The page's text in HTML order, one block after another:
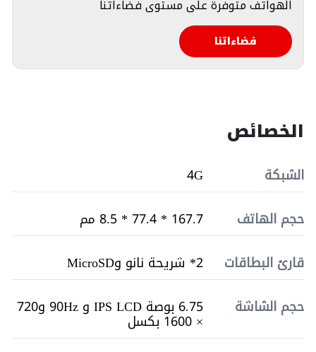
الهواتف متوفرة على مستوى فضاءاتنا
فضاءاتنا
الخصائص
الشبكة
4G
حجم الهاتف
167.7 * 77.4 * 8.5 مم
قارئ البطاقات
2* شريحة نانو وMicroSD
حجم الشاشة
6.75 بوصة IPS LCD و 90Hz و720
× 1600 بكسل